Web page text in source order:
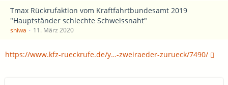
Tmax Rückrufaktion vom Kraftfahrtbundesamt 2019
"Hauptständer schlechte Schweissnaht"
shiwa 11. März 2020
https://www.kfz-rueckrufe.de/y…-zweiraeder-zurueck/7490/